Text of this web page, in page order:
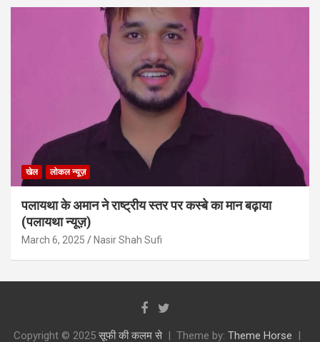
खेल लोकल न्यूज़
पलायथा के अमान ने राष्ट्रीय स्तर पर कस्बे का मान बढ़ाया
(पलायथा न्यूज़)
March 6, 2025 Nasir Shah Sufi
Copyright © 2025 सूफी की कलम से Theme by: Theme Horse